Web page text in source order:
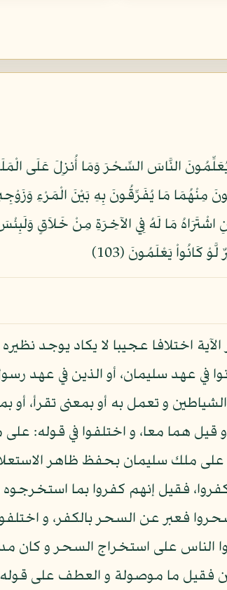
النَّاسَ السِّحْرَ وَمَا أُنزِلَ عَلَى
مِنْهُمَا مَا يُفَرِّقُونَ بِهِ بَيْنَ الْمَرْءِ
مَا لَهُ فِي الآخِرَةِ مِنْ خَلاَقٍ
اختلافا عجيبا لا يكاد يوجد نظيره
في عهد سليمان، أو الذين في عهد
و تعمل به أو بمعنى تقرأ، أو
هما معا، و اختلفوا في قوله:
ملك سليمان بحفظ ظاهر
فقيل إنهم كفروا بما
فعبر عن السحر بالكفر، و
الناس على استخراج السحر و كان
فقيل ما موصولة و العطف على